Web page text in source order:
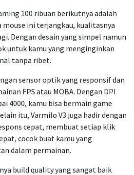
100 ribuan berikutnya adalah
mouse ini terjangkau, kualitasnya
Dengan desain yang simpel namun
untuk kamu yang menginginkan
tanpa ribet.
sensor optik yang responsif dan
FPS atau MOBA. Dengan DPI
4000, kamu bisa bermain game
itu, Varmilo V3 juga hadir dengan
cepat, membuat setiap klik
cocok buat kamu yang
dalam permainan.
build quality yang sangat baik